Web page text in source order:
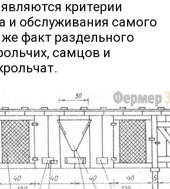
критерии
и обслуживания самого
же факт раздельного
самцов и